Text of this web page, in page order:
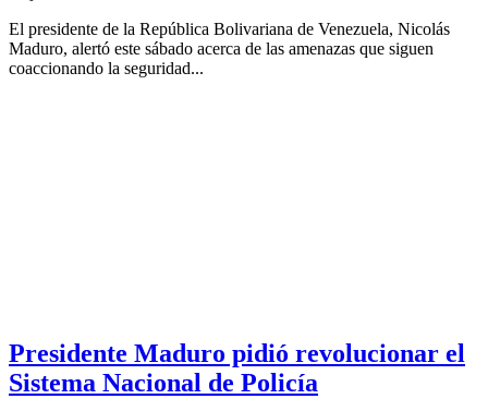
El presidente de la República Bolivariana de Venezuela, Nicolás
Maduro, alertó este sábado acerca de las amenazas que siguen
coaccionando la seguridad...
Presidente Maduro pidió revolucionar el
Sistema Nacional de Policía